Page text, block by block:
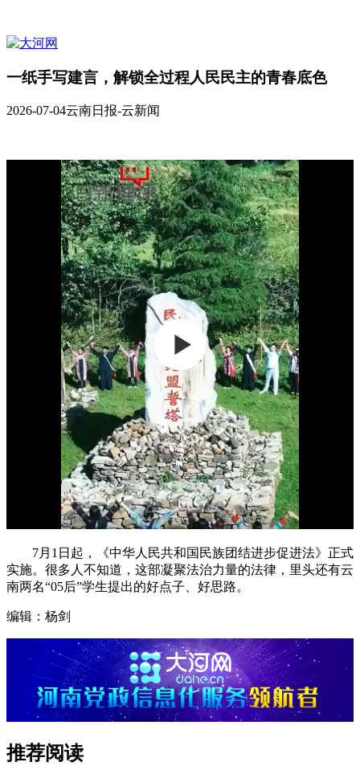
一纸手写建言，解锁全过程人民民主的青春底色
2026-07-04云南日报-云新闻
7月1日起，《中华人民共和国民族团结进步促进法》正式
实施。很多人不知道，这部凝聚法治力量的法律，里头还有云
南两名“05后”学生提出的好点子、好思路。
编辑：杨剑
推荐阅读